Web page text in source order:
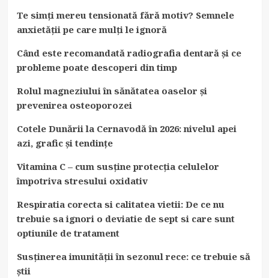
Te simți mereu tensionată fără motiv? Semnele
anxietății pe care mulți le ignoră
Când este recomandată radiografia dentară și ce
probleme poate descoperi din timp
Rolul magneziului în sănătatea oaselor și
prevenirea osteoporozei
Cotele Dunării la Cernavodă în 2026: nivelul apei
azi, grafic și tendințe
Vitamina C – cum susține protecția celulelor
împotriva stresului oxidativ
Respiratia corecta si calitatea vietii: De ce nu
trebuie sa ignori o deviatie de sept si care sunt
optiunile de tratament
Susținerea imunității în sezonul rece: ce trebuie să
știi